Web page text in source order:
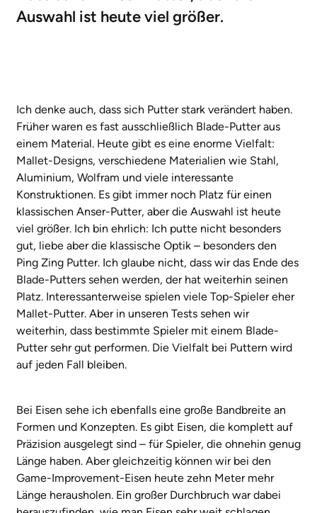
Auswahl ist heute viel größer.
Ich denke auch, dass sich Putter stark verändert haben.
Früher waren es fast ausschließlich Blade-Putter aus
einem Material. Heute gibt es eine enorme Vielfalt:
Mallet-Designs, verschiedene Materialien wie Stahl,
Aluminium, Wolfram und viele interessante
Konstruktionen. Es gibt immer noch Platz für einen
klassischen Anser-Putter, aber die Auswahl ist heute
viel größer. Ich bin ehrlich: Ich putte nicht besonders
gut, liebe aber die klassische Optik – besonders den
Ping Zing Putter. Ich glaube nicht, dass wir das Ende des
Blade-Putters sehen werden, der hat weiterhin seinen
Platz. Interessanterweise spielen viele Top-Spieler eher
Mallet-Putter. Aber in unseren Tests sehen wir
weiterhin, dass bestimmte Spieler mit einem Blade-
Putter sehr gut performen. Die Vielfalt bei Puttern wird
auf jeden Fall bleiben.
Bei Eisen sehe ich ebenfalls eine große Bandbreite an
Formen und Konzepten. Es gibt Eisen, die komplett auf
Präzision ausgelegt sind – für Spieler, die ohnehin genug
Länge haben. Aber gleichzeitig können wir bei den
Game-Improvement-Eisen heute zehn Meter mehr
Länge herausholen. Ein großer Durchbruch war dabei